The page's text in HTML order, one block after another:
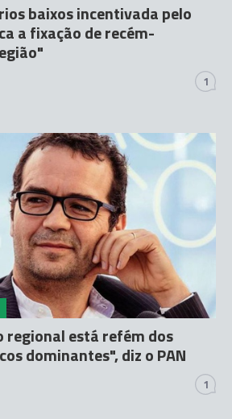
baixos incentivada pelo
a fixação de recém-
1
regional está refém dos
dominantes", diz o PAN
1